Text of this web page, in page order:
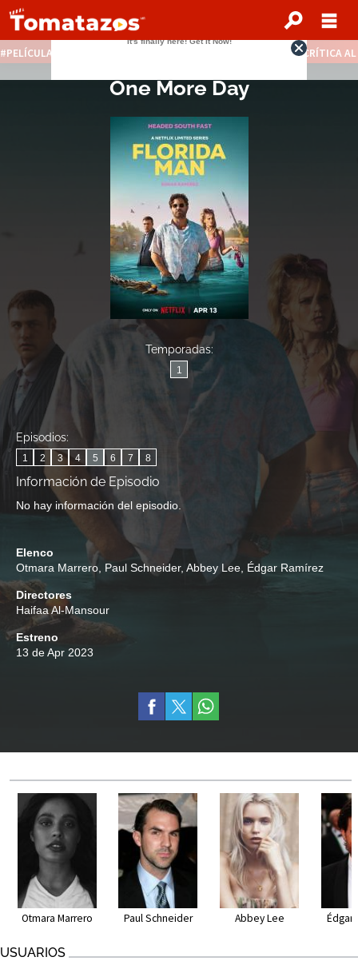
PELÍCULAS STREAMING GRATIS CRÍTICA
One More Day
Temporadas:
1
Episodios:
1 2 3 4 5 6 7 8
Información de Episodio
No hay información del episodio.
Elenco
Otmara Marrero Paul Schneider, Abbey Lee Édgar Ramírez
Directores
Haifaa Al-Mansour
Estreno
13 de Apr 2023
Otmara Marrero Paul Schneider Abbey Lee Édgar
USUARIOS